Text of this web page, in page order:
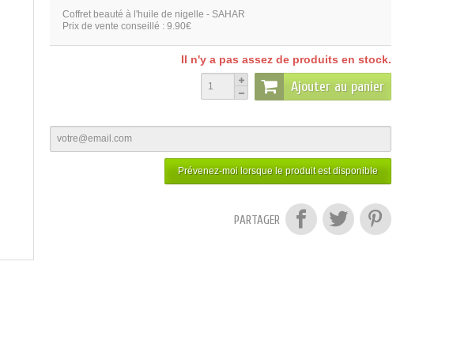
Coffret beauté à l'huile de nigelle - SAHAR
Prix de vente conseillé : 9.90€
Il n'y a pas assez de produits en stock.
Ajouter au panier
Prévenez-moi lorsque le produit est disponible
PARTAGER